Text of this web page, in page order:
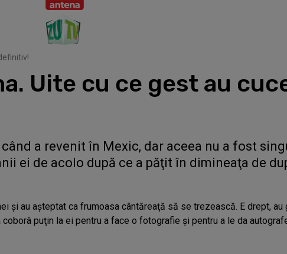
Uite cu ce gest au
a revenit în Mexic, dar aceea nu a fost
ei de acolo după ce a păţit în dimineaţa de
şi au aşteptat ca frumoasa cântăreaţă să se trezească. E drept, au
puţin la ei pentru a face o fotografie şi pentru a le da